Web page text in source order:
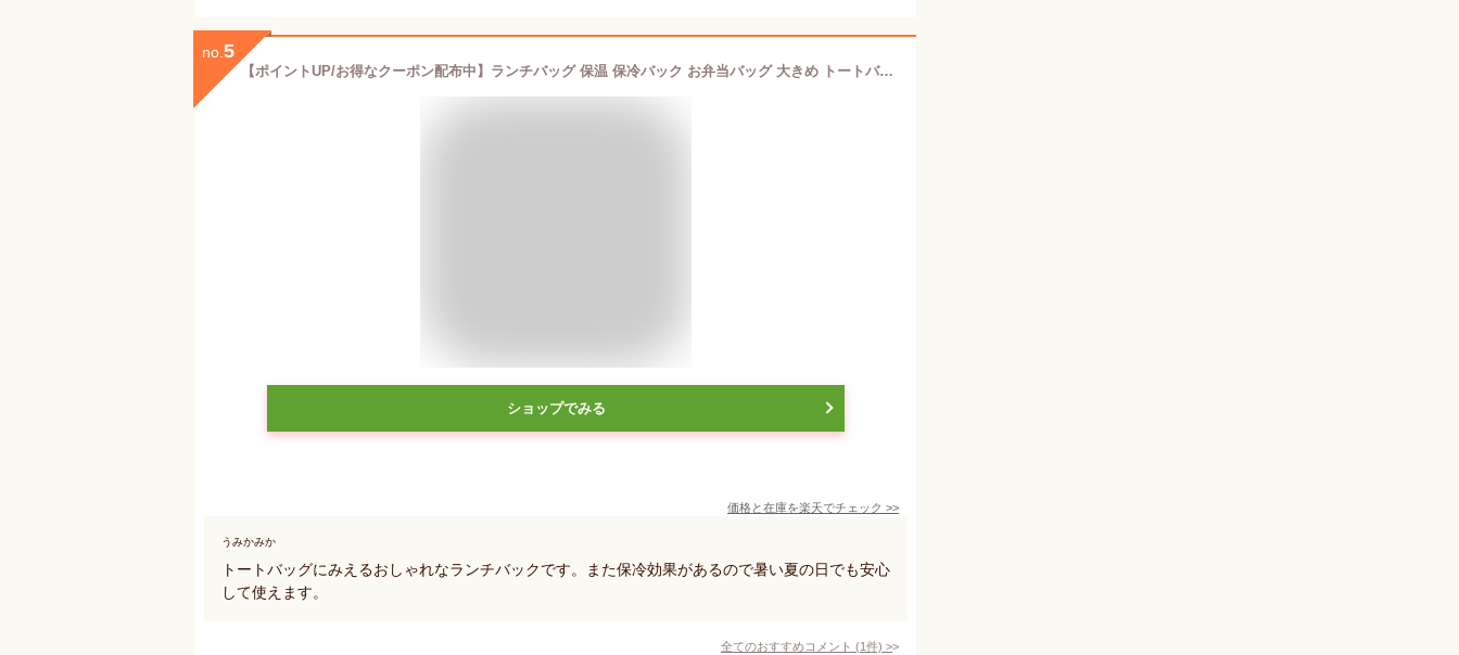
no. 5
【ポイントUP/お得なクーポン配布中】ランチバッグ 保温 保冷バック お弁当バッグ 大きめ トートバッグ ランチトート 大容量 お弁当袋 お弁当バッグ トートバッグ 手提げ シンプル 巾着 ランチトート 撥水 はっ水無地 サイドポケット付き マチ広め レディース 送料無料
ショップでみる
価格と在庫を楽天でチェック >>
うみかみか
トートバッグにみえるおしゃれなランチバックです。また保冷効果があるので暑い夏の日でも安心
して使えます。
全てのおすすめコメント (1件) >